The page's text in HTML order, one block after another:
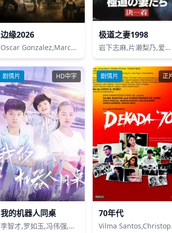
边缘2026
Oscar Gonzalez,Marcus Jean Pirae
极道之妻1998
岩下志麻,片濑梨乃,爱川钦也,中条清,藤田朋子,桥本哲,细川典江,金山一彦,名古屋章,中尾彬,大杉涟,竹内力,丰田真帆
剧情片 HD中字
我的机器人同桌
李智才,罗如玉,冯伟强,刘志炜,龙珺钰
剧情片 正
70年代